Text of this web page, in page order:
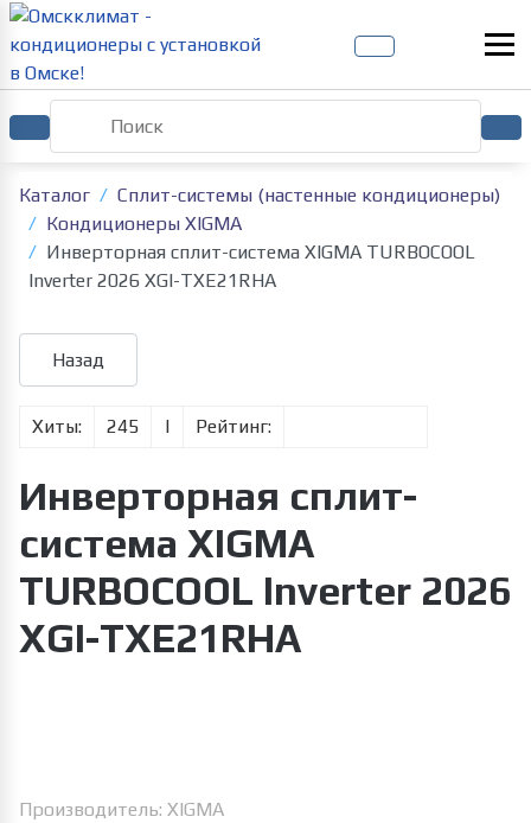
Каталог
Сплит-системы (настенные кондиционеры)
Кондиционеры XIGMA
Инверторная сплит-система XIGMA TURBOCOOL
Inverter 2026 XGI-TXE21RHA
Хиты: 245 | Рейтинг:
Инверторная сплит-
система XIGMA
TURBOCOOL Inverter 2026
XGI-TXE21RHA
Производитель: XIGMA